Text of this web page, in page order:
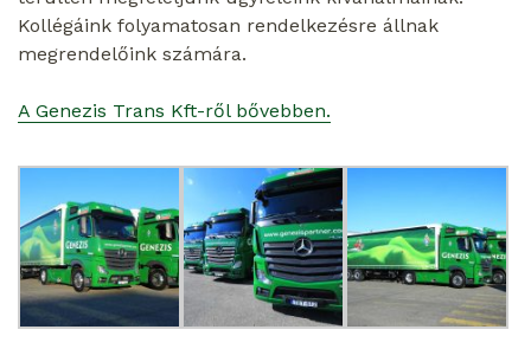
Kollégáink folyamatosan rendelkezésre állnak
megrendelőink számára.
A Genezis Trans Kft-ről bővebben.